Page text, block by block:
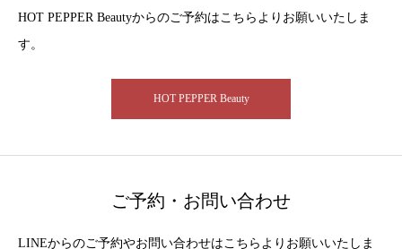
HOT PEPPER Beautyからのご予約はこちらよりお願いいたしま
す。
HOT PEPPER Beauty
ご予約・お問い合わせ
LINEからのご予約やお問い合わせはこちらよりお願いいたしま